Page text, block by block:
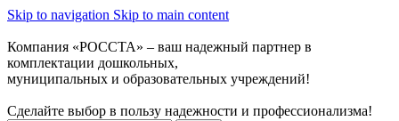
Skip to navigation Skip to main content
Компания «РОССТА» – ваш надежный партнер в
комплектации дошкольных,
муниципальных и образовательных учреждений!
Сделайте выбор в пользу надежности и профессионализма!